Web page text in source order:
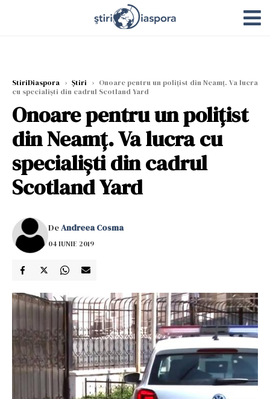
StiriDiaspora › Știri › Onoare pentru un poliţist din Neamţ. Va lucra
cu specialişti din cadrul Scotland Yard
Onoare pentru un poliţist
din Neamţ. Va lucra cu
specialişti din cadrul
Scotland Yard
DeAndreea Cosma
04 IUNIE 2019